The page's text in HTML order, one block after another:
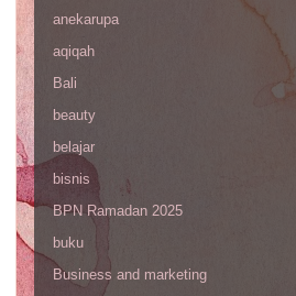
anekarupa
aqiqah
Bali
beauty
belajar
bisnis
BPN Ramadan 2025
buku
Business and marketing